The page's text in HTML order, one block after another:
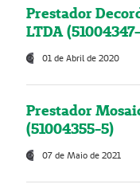
Prestador
LTDA
01 de Abril de 2020
Prestador
(51004355-5)
07 de Maio de 2021